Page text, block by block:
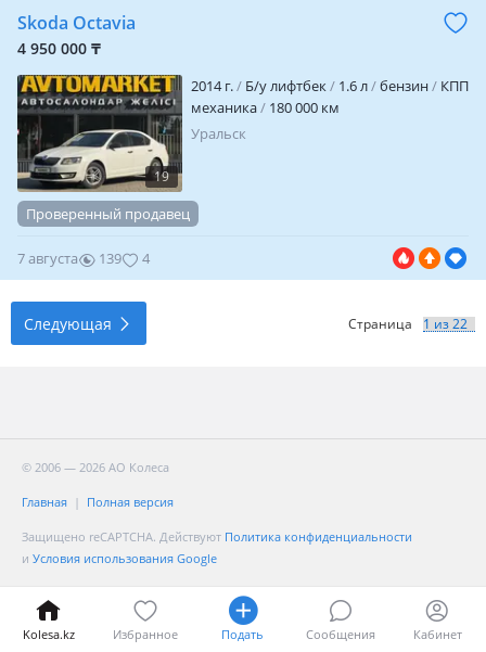
Продам
Skoda Octavia
4 950 000 ₸
19
2014 г. Б/у лифтбек 1.6 л бензин
КПП
механика
180 000 км
Уральск
Проверенный продавец
7 августа 139 4
Следующая Страница
© 2006 — 2026 АО Колеса
Главная Полная версия
Защищено reCAPTCHA. Действуют Политика конфиденциальности
и Условия использования Google
Kolesa.kz Избранное Подать Сообщения Кабинет